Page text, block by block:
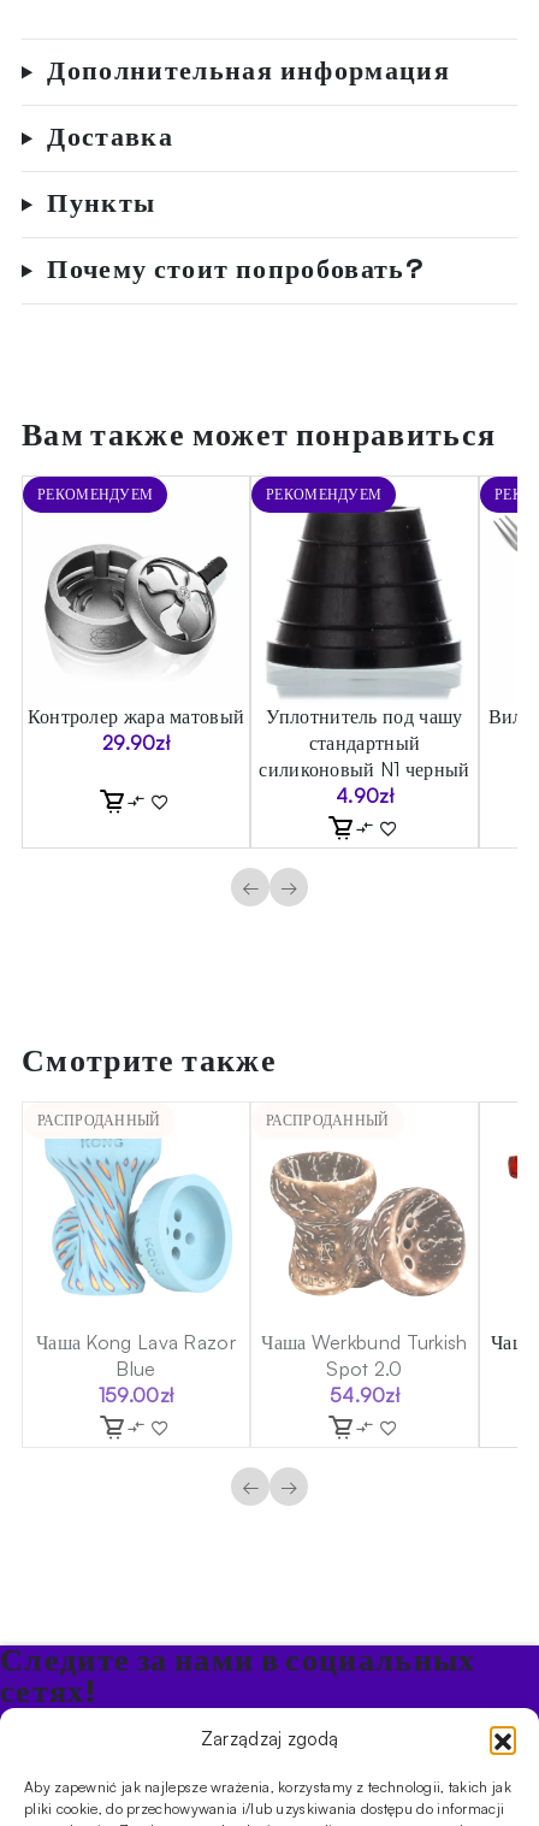
Zarządzaj zgodą
Aby zapewnić jak najlepsze wrażenia, korzystamy z technologii, takich jak
pliki cookie, do przechowywania i/lub uzyskiwania dostępu do informacji
Дополнительная информация
Доставка
Пункты
Почему стоит попробовать?
Вам также может понравиться
РЕКОМЕНДУЕМ
Контролер жара матовый
29.90zł
РЕКОМЕНДУЕМ
Уплотнитель под чашу
стандартный
силиконовый N1 черный
4.90zł
← →
Смотрите также
РАСПРОДАННЫЙ
Чаша Kong Lava Razor
Blue
159.00zł
РАСПРОДАННЫЙ
Чаша Werkbund Turkish
Spot 2.0
54.90zł
← →
Следите за нами в социальных
сетях!
Будьте в курсе акций и новостей в Кальяне
ПРОДУКТЫ